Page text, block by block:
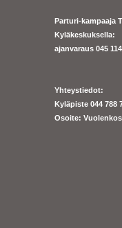
Parturi-kampaaja
Kyläkeskuksella:
ajanvaraus 045
Yhteystiedot:
Kyläpiste 044 788
Osoite: